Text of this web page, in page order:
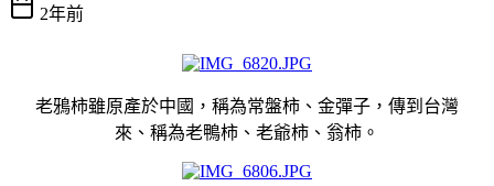
2年前
老鴉柿雖原產於中國，稱為常盤柿、金彈子，傳到台灣
來、稱為老鴨柿、老爺柿、翁柿。